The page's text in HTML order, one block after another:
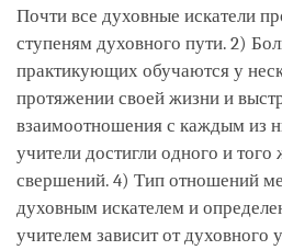
Почти все духовные искатели
ступеням духовного пути. 2)
практикующих обучаются у
протяжении своей жизни и
взаимоотношения с каждым из
учители достигли одного и
свершений. 4) Тип отношений
духовным искателем и
учителем зависит от духовного